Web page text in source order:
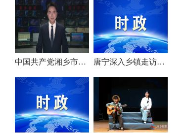
中国共产党湘乡市第九次代表大会胜利闭幕 唐宁深入乡镇走访调研